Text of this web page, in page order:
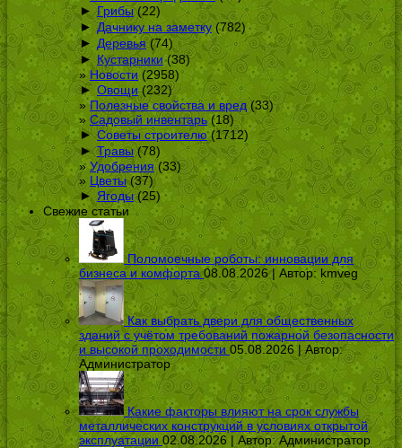
► Грибы(22)
► Дачнику на заметку(782)
► Деревья(74)
► Кустарники(38)
Новости(2958)
► Овощи(232)
Полезные свойства и вред(33)
Садовый инвентарь (18)
► Советы строителю(1712)
► Травы(78)
Удобрения(33)
Цветы(37)
► Ягоды(25)
Свежие статьи
Поломоечные роботы: инновации для
бизнеса и комфорта 08.08.2026 | Автор: kmveg
Как выбрать двери для общественных
зданий с учётом требований пожарной безопасности
и высокой проходимости 05.08.2026 | Автор:
Администратор
Какие факторы влияют на срок службы
металлических конструкций в условиях открытой
эксплуатации 02.08.2026 | Автор:Администратор